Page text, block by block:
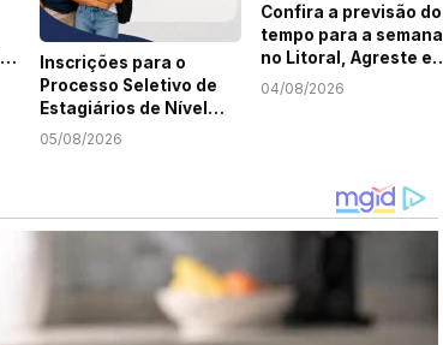
Inscrições para o
Processo Seletivo de
Estagiários de Nível
Superior do MPSE
05/08/2026
Confira a previsão do
tempo para a semana
no Litoral, Agreste e
Sertão de Sergipe
04/08/2026